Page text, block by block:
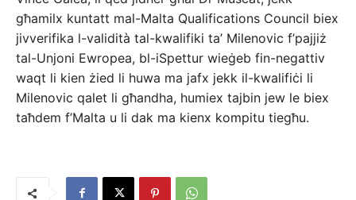
għamilx kuntatt mal-Malta Qualifications Council biex
jivverifika l-validità tal-kwalifiki ta’ Milenovic f’pajjiż
tal-Unjoni Ewropea, bl-iSpettur wieġeb fin-negattiv
waqt li kien żied li huwa ma jafx jekk il-kwalifiċi li
Milenovic qalet li għandha, humiex tajbin jew le biex
taħdem f’Malta u li dak ma kienx kompitu tiegħu.